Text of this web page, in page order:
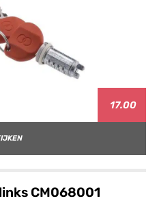
17.00
CM068001